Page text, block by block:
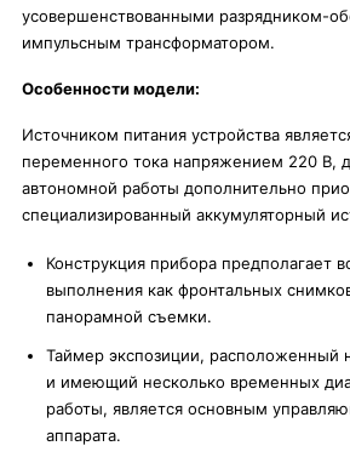
усовершенствованными разрядником-
импульсным трансформатором.
Особенности модели:
Источником питания устройства
переменного тока напряжением 220 В,
автономной работы дополнительно
специализированный аккумуляторный
Конструкция прибора предполагает
выполнения как фронтальных
панорамной съемки.
Таймер экспозиции, расположенный
и имеющий несколько временных
работы, является основным
аппарата.